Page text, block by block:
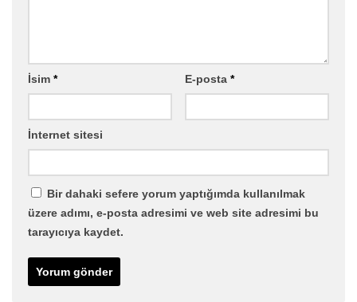
İsim * E-posta *
İnternet sitesi
Bir dahaki sefere yorum yaptığımda kullanılmak
üzere adımı, e-posta adresimi ve web site adresimi bu
tarayıcıya kaydet.